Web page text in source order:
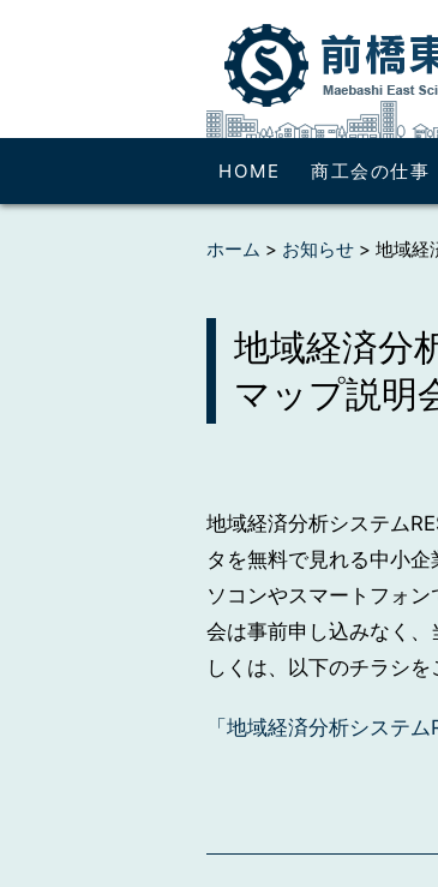
HOME 商工会の仕事
ホーム > お知らせ > 地域経
地域経済分
マップ説明
地域経済分析システム
タを無料で見れる中小
ソコンやスマートフォ
会は事前申し込みなく
しくは、以下のチラシを
「地域経済分析システ